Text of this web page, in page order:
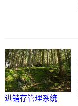
进销存管理系统